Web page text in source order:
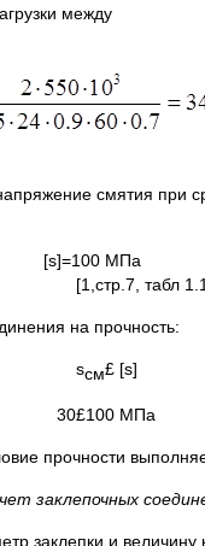
между
смятия при
[1,стр.7, табл
на прочность:
sсм£ [s]
30£100 МПа
прочности
заклепочных
заклепки и величину